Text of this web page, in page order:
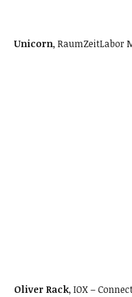
Unicorn, RaumZeitLabor
Oliver Rack, IOX –